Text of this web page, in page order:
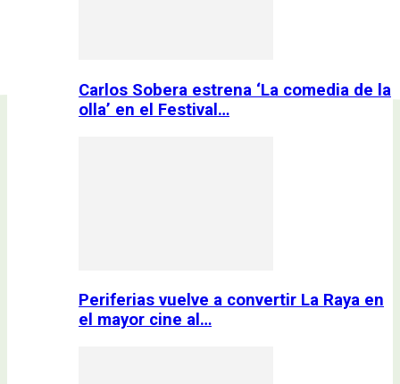
Carlos Sobera estrena ‘La comedia de la
olla’ en el Festival…
Periferias vuelve a convertir La Raya en
el mayor cine al…